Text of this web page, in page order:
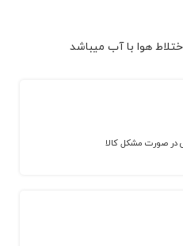
هوا با آب میباشد
صورت مشکل کالا